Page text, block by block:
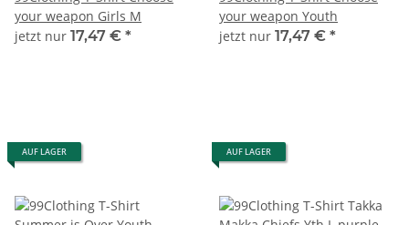
your weapon Girls M
jetzt nur 17,47 € *
your weapon Youth
jetzt nur 17,47 € *
AUF LAGER AUF LAGER